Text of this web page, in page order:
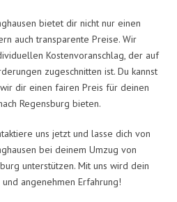
bietet dir nicht nur einen
auch transparente Preise. Wir
Kostenvoranschlag, der auf
zugeschnitten ist. Du kannst
dir einen fairen Preis für deinen
Regensburg bieten.
uns jetzt und lasse dich von
bei deinem Umzug von
unterstützen. Mit uns wird dein
angenehmen Erfahrung!